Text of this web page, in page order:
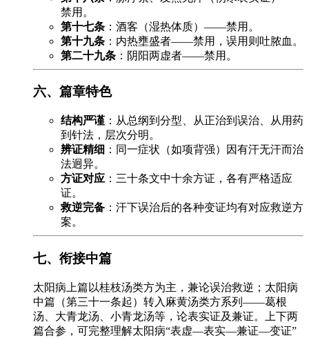
禁用。
第十七条 ：酒客（湿热体质）——禁用。
第十九条 ：内热壅盛者——禁用，误用则吐脓血。
第二十九条 ：阴阳两虚者——禁用。
六、篇章特色
结构严谨：从总纲到分型、从正治到误治、从用药
到针法，层次分明。
辨证精细 ：同一症状（如项背强）因有汗无汗而治
法迥异。
方证对应 ：三十条文中十余方证，各有严格适应
证。
救逆完备 ：汗下误治后的各种变证均有对应救逆方
案。
七、衔接中篇
太阳病上篇以桂枝汤类方为主，兼论误治救逆；太阳病
中篇（第三十一条起）转入麻黄汤类方系列——葛根
汤、大青龙汤、小青龙汤等，论表实证及兼证。上下两
篇合参，可完整理解太阳病“表虚—表实—兼证—变证”